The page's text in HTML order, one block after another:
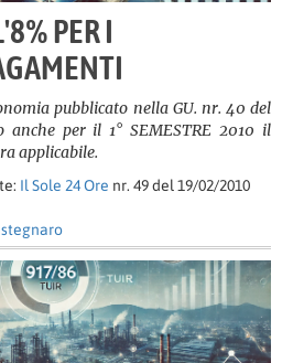
PER I
pubblicato nella GU. nr. 40 del
anche per il 1° SEMESTRE 2010 il
applicabile.
Il Sole 24 Ore nr. 49 del 19/02/2010